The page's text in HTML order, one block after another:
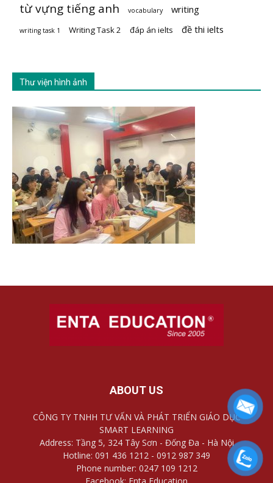
từ vựng tiếng anh vocabulary writing
writing task 1 Writing Task 2 đáp án ielts đề thi ielts
Thư viện hình ảnh
ABOUT US
CÔNG TY TNHH TƯ VẤN VÀ PHÁT TRIỂN GIÁO DỤC
SMART LEARNING
Address: Tầng 5, 324 Tây Sơn - Đống Đa - Hà Nội
Hotline: 091 436 1212 - 0912 987 349
Phone number: 0247 109 1212